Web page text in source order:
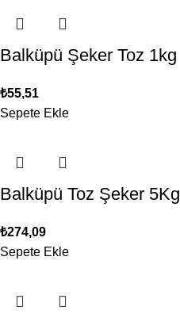
Balküpü Şeker Toz 1kg
₺55,51
Sepete Ekle
Balküpü Toz Şeker 5Kg
₺274,09
Sepete Ekle